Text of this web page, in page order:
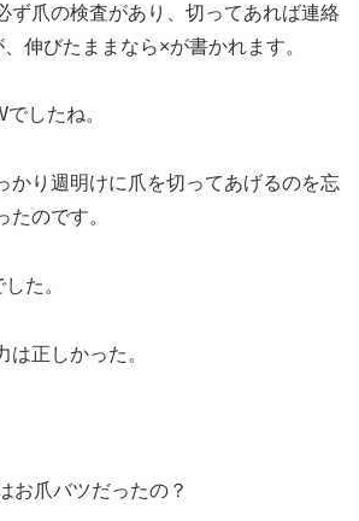
ず爪の検査があり、切ってあれば連絡
伸びたままなら×が書かれます。
したね。
かり週明けに爪を切ってあげるのを忘
たのです。
た。
は正しかった。
お爪バツだったの？